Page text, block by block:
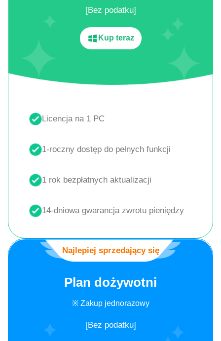
[Bez podatku]
Kup teraz
Licencja na 1 PC
1-roczny dostęp do pełnych funkcji
1 rok bezpłatnych aktualizacji
14-dniowa gwarancja zwrotu pieniędzy
Najlepiej sprzedający się
Plan dożywotni
※ Zakup jednorazowy
[Bez podatku]